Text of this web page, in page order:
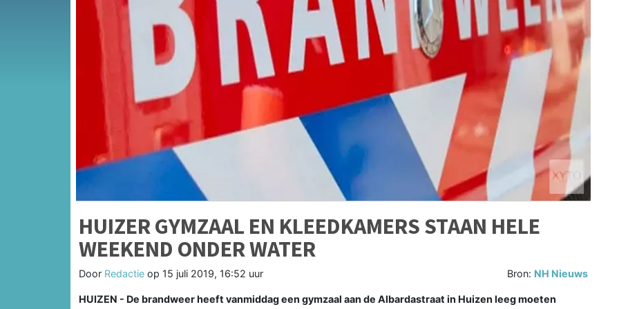
HUIZER GYMZAAL EN KLEEDKAMERS STAAN HELE
WEEKEND ONDER WATER
Door Redactie op 15 juli 2019, 16:52 uur Bron: NH Nieuws
HUIZEN - De brandweer heeft vanmiddag een gymzaal aan de Albardastraat in Huizen leeg moeten